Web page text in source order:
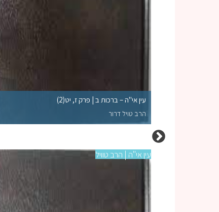
עין אי"ה – ברכות ב | פרק ז, יט(2)
הרב טויל דרור
עין אי"ה | הרב טוויל